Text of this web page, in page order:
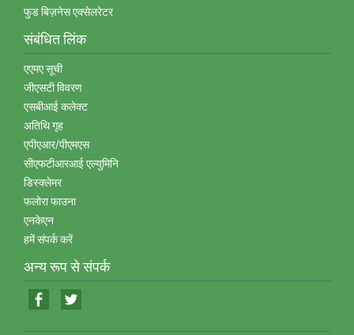
फुड बिज़नेस एक्‍सेलरेटर
संबंधित लिंक
एएमए सूची
जीएसटी विवरण
एसबीआई कलेक्‍ट
अतिथि गृह
एपीएआर/पीएमएस
सीएफटीआरआई एल्‍युमिनि
डिस्‍क्‍लेमर
फलोरा फाउना
एनकेएन
हमें संपर्क करें
अन्‍य रूप से संपर्क